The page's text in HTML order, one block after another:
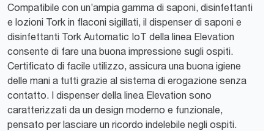
Compatibile con un’ampia gamma di saponi, disinfettanti
e lozioni Tork in flaconi sigillati, il dispenser di saponi e
disinfettanti Tork Automatic IoT della linea Elevation
consente di fare una buona impressione sugli ospiti.
Certificato di facile utilizzo, assicura una buona igiene
delle mani a tutti grazie al sistema di erogazione senza
contatto. I dispenser della linea Elevation sono
caratterizzati da un design moderno e funzionale,
pensato per lasciare un ricordo indelebile negli ospiti.